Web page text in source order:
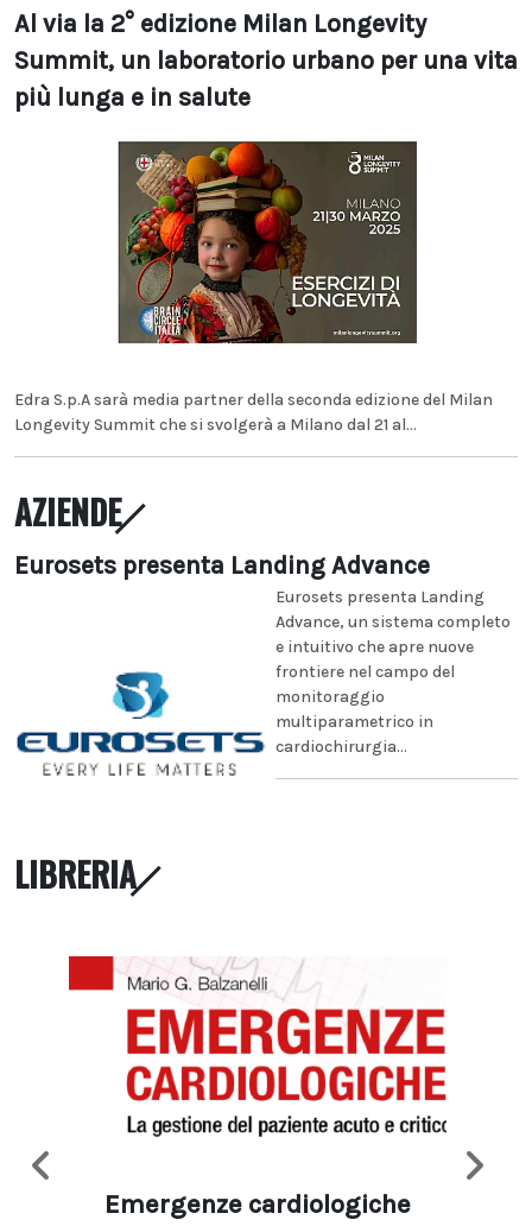
Al via la 2° edizione Milan Longevity
Summit, un laboratorio urbano per una vita
più lunga e in salute
Edra S.p.A sarà media partner della seconda edizione del Milan
Longevity Summit che si svolgerà a Milano dal 21 al...
AZIENDE
Eurosets presenta Landing Advance
Eurosets presenta Landing
Advance, un sistema completo
e intuitivo che apre nuove
frontiere nel campo del
monitoraggio
multiparametrico in
cardiochirurgia...
LIBRERIA
Emergenze cardiologiche